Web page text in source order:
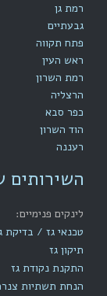
רמת גן
גבעתיים
פתח תקווה
ראש העין
רמת השרון
הרצליה
כפר סבא
הוד השרון
רעננה
השירותים
לינקים פנימיים:
טכנאי גז / בדיקת
תיקון גז
התקנת נקודת גז
הנחת תשתיות